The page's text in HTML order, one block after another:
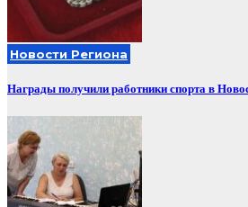
Новости Региона
Награды получили работники спорта в